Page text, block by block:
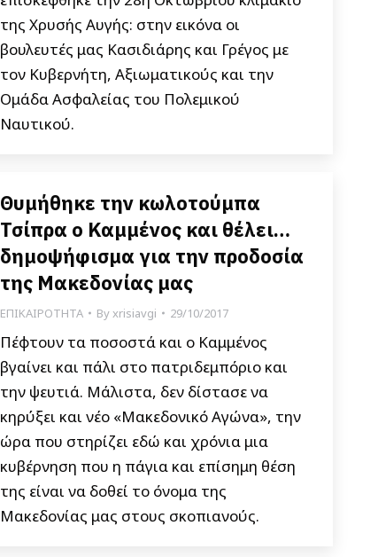
της Χρυσής Αυγής: στην εικόνα οι
βουλευτές μας Κασιδιάρης και Γρέγος με
τον Κυβερνήτη, Αξιωματικούς και την
Ομάδα Ασφαλείας του Πολεμικού
Ναυτικού.
Θυμήθηκε την κωλοτούμπα
Τσίπρα ο Καμμένος και θέλει…
δημοψήφισμα για την προδοσία
της Μακεδονίας μας
ΕΠΙΚΑΙΡΟΤΗΤΑ Byxrisiavgi 29/10/2017
Πέφτουν τα ποσοστά και ο Καμμένος
βγαίνει και πάλι στο πατριδεμπόριο και
την ψευτιά. Μάλιστα, δεν δίστασε να
κηρύξει και νέο «Μακεδονικό Αγώνα», την
ώρα που στηρίζει εδώ και χρόνια μια
κυβέρνηση που η πάγια και επίσημη θέση
της είναι να δοθεί το όνομα της
Μακεδονίας μας στους σκοπιανούς.